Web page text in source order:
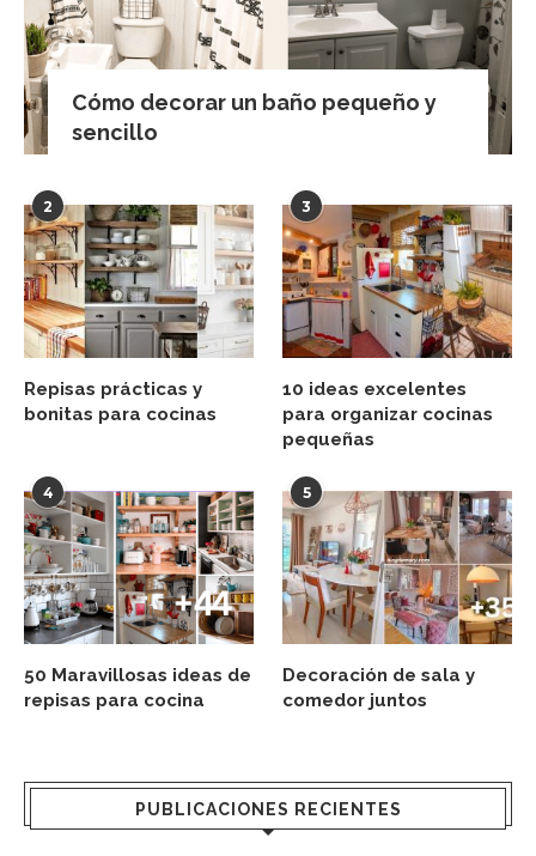
Cómo decorar un baño pequeño y
sencillo
2
Repisas prácticas y
bonitas para cocinas
3
10 ideas excelentes
para organizar cocinas
pequeñas
4
50 Maravillosas ideas de
repisas para cocina
5
Decoración de sala y
comedor juntos
PUBLICACIONES RECIENTES